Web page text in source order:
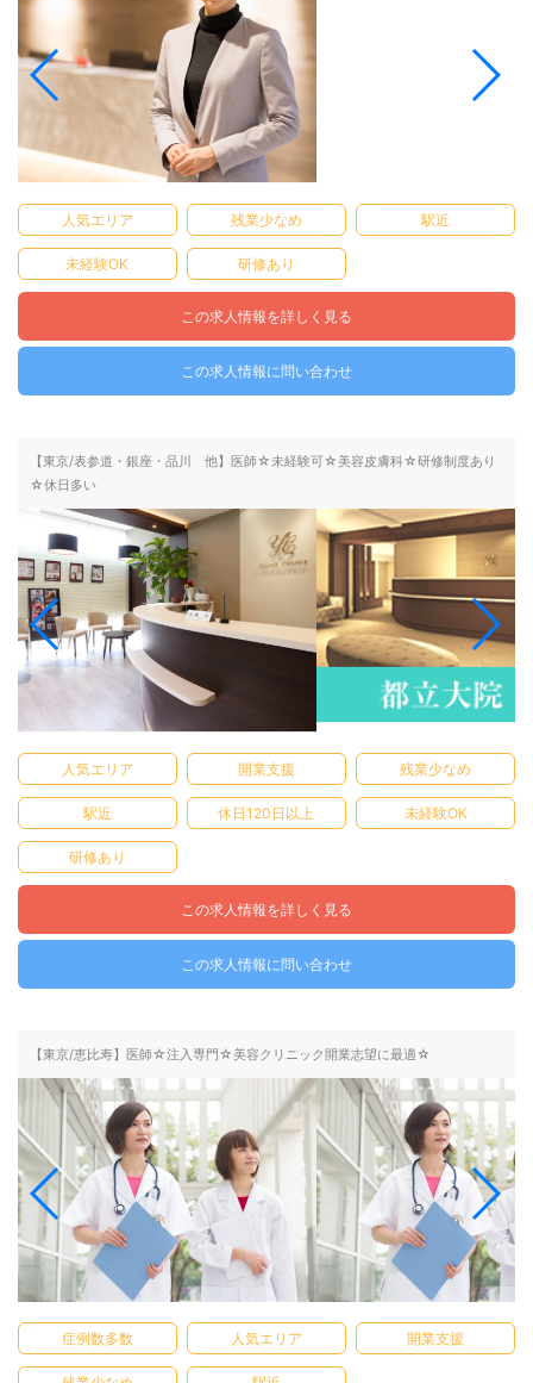
人気エリア 残業少なめ 駅近
未経験OK 研修あり
この求人情報を詳しく見る
この求人情報に問い合わせ
【東京/表参道・銀座・品川 他】医師☆未経験可☆美容皮膚科☆研修制度あり
☆休日多い
人気エリア 開業支援 残業少なめ
駅近 休日120日以上 未経験OK
研修あり
この求人情報を詳しく見る
この求人情報に問い合わせ
【東京/恵比寿】医師☆注入専門☆美容クリニック開業志望に最適☆
症例数多数 人気エリア 開業支援